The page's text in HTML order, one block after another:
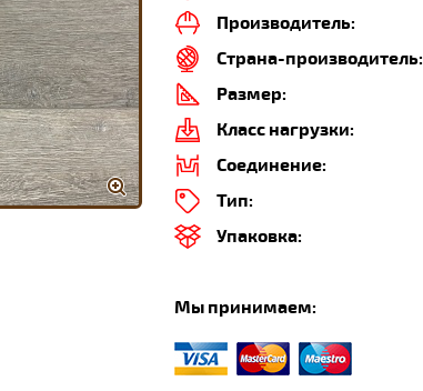
Производитель:
Страна-производитель:
Размер:
Класс нагрузки:
Соединение:
Тип:
Упаковка:
Мы принимаем: